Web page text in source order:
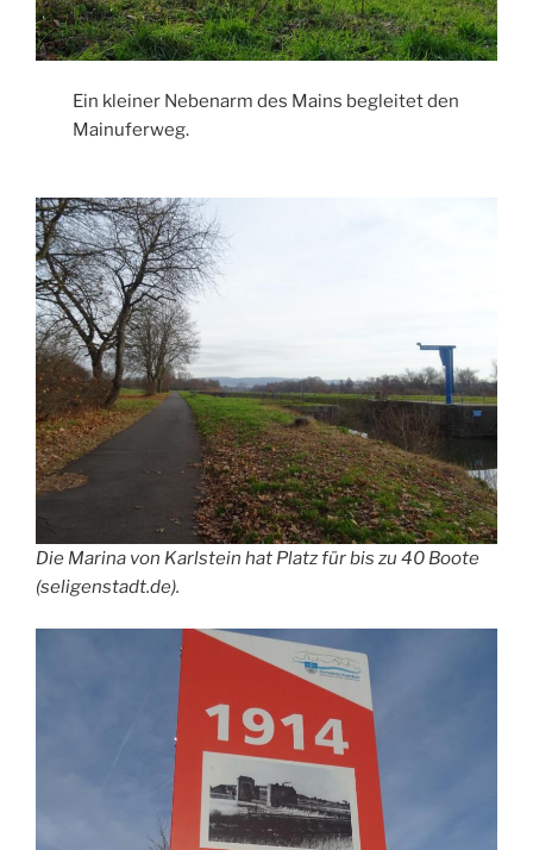
Ein kleiner Nebenarm des Mains begleitet den
Mainuferweg.
Die Marina von Karlstein hat Platz für bis zu 40 Boote
(seligenstadt.de).